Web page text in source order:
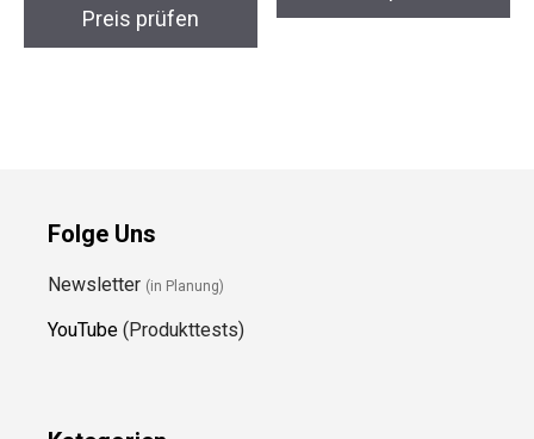
Preis prüfen
Folge Uns
Newsletter (in Planung)
YouTube (Produkttests)